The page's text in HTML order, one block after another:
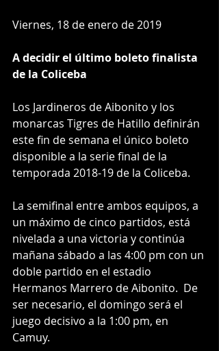
Viernes, 18 de enero de 2019
A decidir el último boleto finalista
de la Coliceba
Los Jardineros de Aibonito y los
monarcas Tigres de Hatillo definirán
este fin de semana el único boleto
disponible a la serie final de la
temporada 2018-19 de la Coliceba.
La semifinal entre ambos equipos, a
un máximo de cinco partidos, está
nivelada a una victoria y continúa
mañana sábado a las 4:00 pm con un
doble partido en el estadio
Hermanos Marrero de Aibonito.  De
ser necesario, el domingo será el
juego decisivo a la 1:00 pm, en
Camuy.